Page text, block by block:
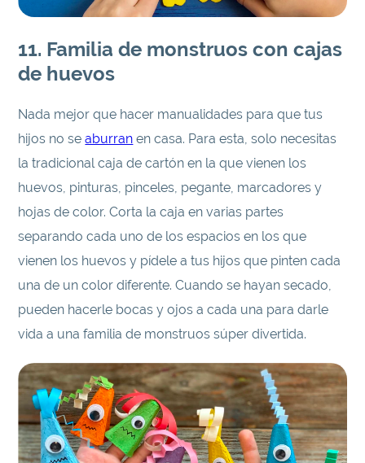
11. Familia de monstruos con cajas
de huevos
Nada mejor que hacer manualidades para que tus
hijos no seaburran en casa. Para esta, solo necesitas
la tradicional caja de cartón en la que vienen los
huevos, pinturas, pinceles, pegante, marcadores y
hojas de color. Corta la caja en varias partes
separando cada uno de los espacios en los que
vienen los huevos y pídele a tus hijos que pinten cada
una de un color diferente. Cuando se hayan secado,
pueden hacerle bocas y ojos a cada una para darle
vida a una familia de monstruos súper divertida.